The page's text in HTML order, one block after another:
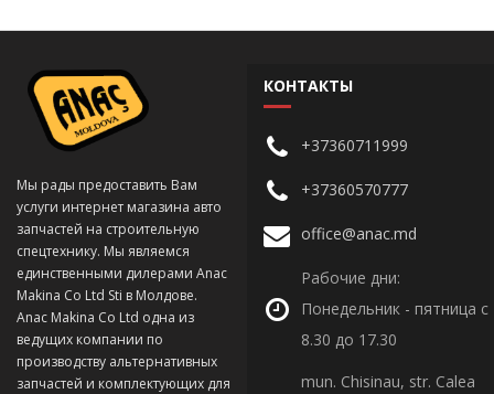
Мы рады предоставить Вам
услуги интернет магазина авто
запчастей на строительную
спецтехнику. Мы являемся
единственными дилерами Anac
Makina Co Ltd Sti в Молдове.
Anac Makina Co Ltd одна из
ведущих компании по
производству альтернативных
запчастей и комплектующих для
КОНТАКТЫ
+37360711999
+37360570777
office@anac.md
Рабочие дни:
Понедельник - пятница с
8.30 до 17.30
mun. Chisinau, str. Calea